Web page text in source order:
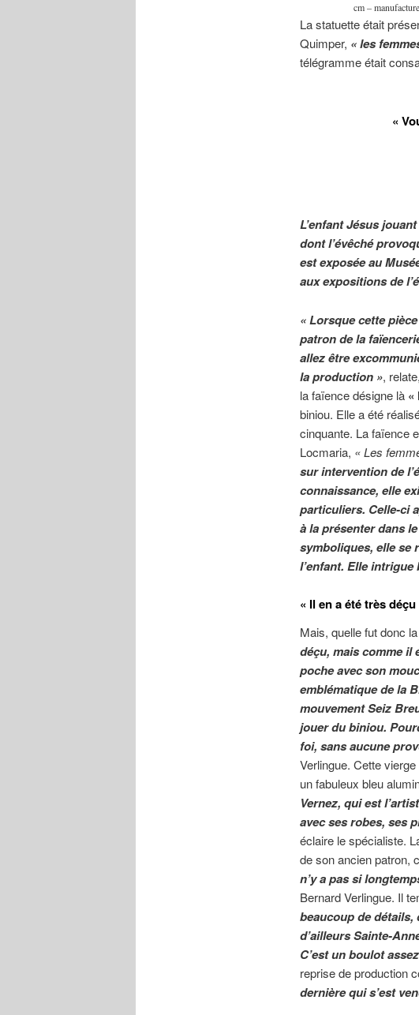
cm –
La statuette était
Quimper, « les
télégramme était
«
L’enfant Jésus
dont l’évêché
est exposée au
aux expositions de
« Lorsque cette
patron de la
allez être
la production »,
la faïence désigne là «
biniou. Elle a été
cinquante. La faïence
Locmaria, « Les
sur intervention de
connaissance, elle
particuliers. Celle-ci
à la présenter dans
symboliques, elle se
l’enfant. Elle
« Il en a été très déçu
Mais, quelle fut donc
déçu, mais comme il
poche avec son
emblématique de la
mouvement Seiz
jouer du biniou.
foi, sans aucune
Verlingue. Cette
un fabuleux bleu
Vernez, qui est
avec ses robes, ses
éclaire le spécialiste.
de son ancien patron,
n’y a pas si
Bernard Verlingue. Il
beaucoup de
d’ailleurs Sainte-
C’est un boulot
reprise de production
dernière qui s’est